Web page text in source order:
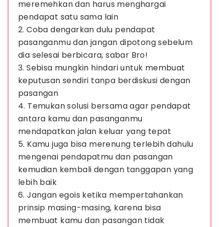
meremehkan dan harus menghargai
pendapat satu sama lain
2. Coba dengarkan dulu pendapat
pasanganmu dan jangan dipotong sebelum
dia selesai berbicara, sabar Bro!
3. Sebisa mungkin hindari untuk membuat
keputusan sendiri tanpa berdiskusi dengan
pasangan
4. Temukan solusi bersama agar pendapat
antara kamu dan pasanganmu
mendapatkan jalan keluar yang tepat
5. Kamu juga bisa merenung terlebih dahulu
mengenai pendapatmu dan pasangan
kemudian kembali dengan tanggapan yang
lebih baik
6. Jangan egois ketika mempertahankan
prinsip masing-masing, karena bisa
membuat kamu dan pasangan tidak